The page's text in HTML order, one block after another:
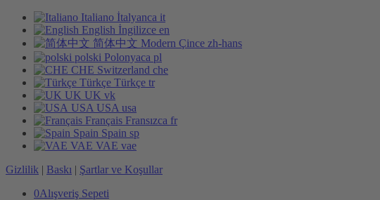
Italiano İtalyanca it
English İngilizce en
简体中文 Modern Çince zh-hans
polski Polonyaca pl
CHE Switzerland che
Türkçe Türkçe tr
UK UK vk
USA USA usa
Français Fransızca fr
Spain Spain sp
VAE VAE vae
Gizlilik | Baskı | Şartlar ve Koşullar
0Alışveriş Sepeti